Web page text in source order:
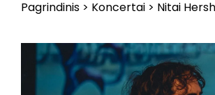
Pagrindinis > Koncertai > Nitai